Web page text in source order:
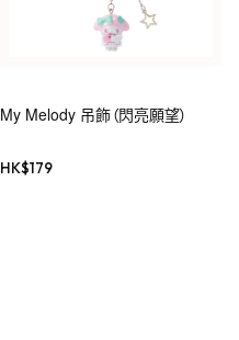
My Melody 吊飾（閃亮願望）
HK$179